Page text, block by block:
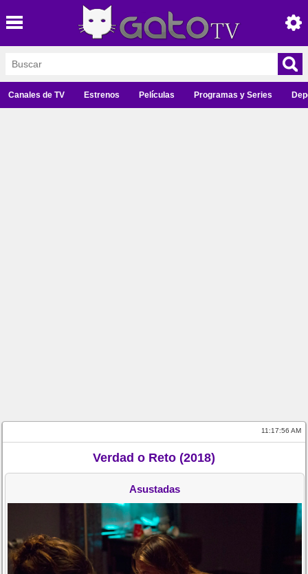
Canales de TV Estrenos Películas Programas y Series
11:17:56 AM
Verdad o Reto (2018)
Asustadas